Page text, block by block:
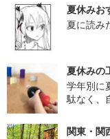
夏休みお
夏に読み
夏休みの
学年別に
駄なく、
関東・関